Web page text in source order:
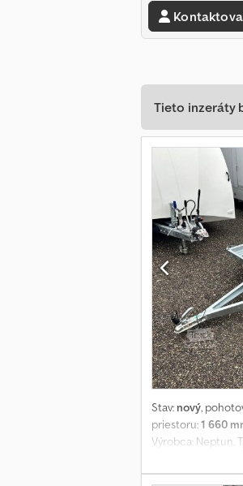
Tieto inzeráty
Stav: nový,
priestoru:1 660
Výrobca: Neptun,
kg, rozmery
vďaka plne